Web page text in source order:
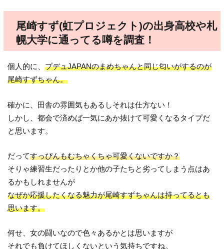
尾崎すず(虹プロジェクト)の出身高校や札
幌大学に通ってる噂を調査！
個人的に、プデュJAPANのまめちゃんと同じ匂いがするのが
尾崎すずちゃん。
確かに、田舎の雰囲気もあるしそれは仕方ない！
しかし、都会で済めば一気にあか抜けて可愛くなるタイプだ
と思います。
だってすっぴんもむちゃくちゃ可愛くないですか？
そりゃ練習生だったりとか他の子たちと劣ってしまう点はあ
るかもしれませんが
なぜか応援したくなる魅力が尾崎すずちゃんは持ってるとも
思います。
何せ、女の闘いなので色々あるかとは思いますが
それでも負けてほしくないという気持ちですね。